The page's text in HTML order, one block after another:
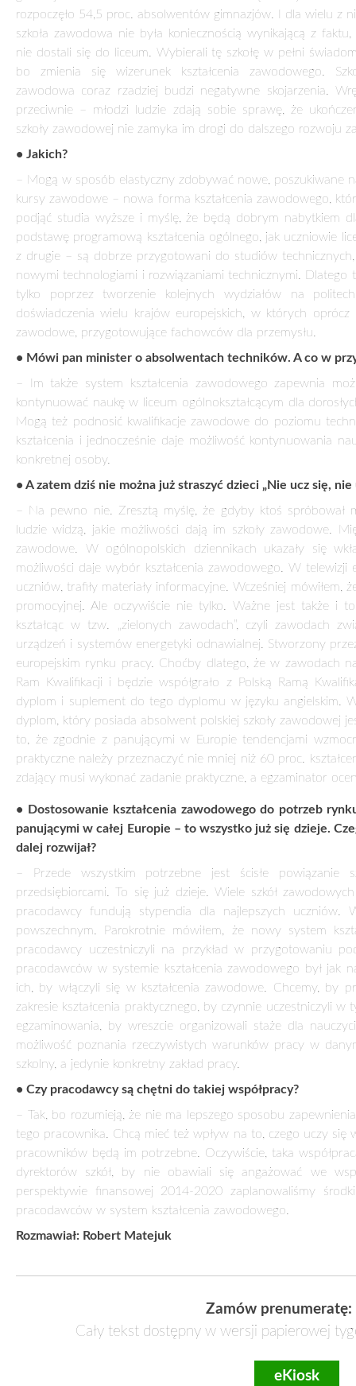
potrwa to jeszcze kilka lat. Wiadomo już jednak, że
na oczekiwania zarówno uczniów, jak i rynku
pracodawców. Spotykam się często ze
pracodawców i słyszę, że zmiany idą w dobrym kierunku,
były oczekiwane przez rynek pracy. Kilka dni
uczestniczyłem podczas II Światowego Zjazdu
Polskich w panelu „Ścieżki kształcenia technicznego”. I
reformie kształcenia zawodowego. A warto przypomnieć,
chwalone zmiany wprowadziła ustawa przyjęta przez
inicjatywy mojej i posłów PSL.
• Czy to prawda, że rośnie zainteresowanie
szkołami zawodowymi? Jeśli tak, to z czego pana zdaniem
wynika?
– Rzeczywiście, zainteresowanie kształceniem w
zasadniczych szkołach zawodowych wzrasta i to znacząco.
roku szkolnym 2006/2007 naukę w szkołach
gimnazjów. 1 września 2012 roku naukę w tych
rozpoczęło 54,5 proc. absolwentów gimnazjów. I dla wielu z
szkoła zawodowa nie była koniecznością wynikającą z faktu,
nie dostali się do liceum. Wybierali tę szkołę w pełni
bo zmienia się wizerunek kształcenia zawodowego.
zawodowa coraz rzadziej budzi negatywne skojarzenia.
przeciwnie – młodzi ludzie zdają sobie sprawę, że
• Jakich?
– Mogą w sposób elastyczny zdobywać nowe, poszukiwane
kursy zawodowe – nowa forma kształcenia zawodowego,
podjąć studia wyższe i myślę, że będą dobrym nabytkiem
podstawę programową kształcenia ogólnego, jak uczniowie
z drugie – są dobrze przygotowani do studiów
nowymi technologiami i rozwiązaniami technicznymi.
tylko poprzez tworzenie kolejnych wydziałów na
doświadczenia wielu krajów europejskich, w których oprócz
zawodowe, przygotowujące fachowców dla przemysłu.
• Mówi pan minister o absolwentach techników. A co w
– Im także system kształcenia zawodowego zapewnia
kontynuować naukę w liceum ogólnokształcącym dla
kształcenia i jednocześnie daje możliwość kontynuowania
konkretnej osoby.
• A zatem dziś nie można już straszyć dzieci „Nie ucz się,
– Na pewno nie. Zresztą myślę, że gdyby ktoś spróbował
ludzie widzą, jakie możliwości dają im szkoły zawodowe.
zawodowe. W ogólnopolskich dziennikach ukazały się
możliwości daje wybór kształcenia zawodowego. W
uczniów, trafiły materiały informacyjne. Wcześniej mówiłem,
promocyjnej. Ale oczywiście nie tylko. Ważne jest także i
kształcąc w tzw. „zielonych zawodach”, czyli zawodach
urządzeń i systemów energetyki odnawialnej. Stworzony
europejskim rynku pracy. Choćby dlatego, że w zawodach
Ram Kwalifikacji i będzie współgrało z Polską Ramą
dyplom i suplement do tego dyplomu w języku angielskim.
dyplom, który posiada absolwent polskiej szkoły zawodowej
to, że zgodnie z panującymi w Europie tendencjami
praktyczne należy przeznaczyć nie mniej niż 60 proc.
zdający musi wykonać zadanie praktyczne, a egzaminator
• Dostosowanie kształcenia zawodowego do potrzeb
panującymi w całej Europie – to wszystko już się dzieje.
dalej rozwijał?
– Przede wszystkim potrzebne jest ścisłe powiązanie
pracodawcy fundują stypendia dla najlepszych uczniów.
pracodawcy uczestniczyli na przykład w przygotowaniu
pracodawców w systemie kształcenia zawodowego był
zakresie kształcenia praktycznego, by czynnie uczestniczyli